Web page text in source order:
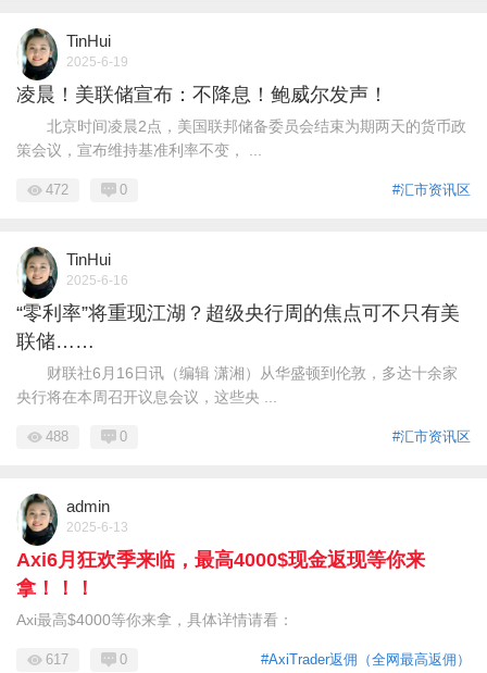
TinHui
2025-6-19
凌晨！美联储宣布：不降息！鲍威尔发声！
北京时间凌晨2点，美国联邦储备委员会结束为期两天的货币政
策会议，宣布维持基准利率不变， ...
#汇市资讯区
472 0
TinHui
2025-6-16
“零利率”将重现江湖？超级央行周的焦点可不只有美
联储……
财联社6月16日讯（编辑 潇湘）从华盛顿到伦敦，多达十余家
央行将在本周召开议息会议，这些央 ...
#汇市资讯区
488 0
admin
2025-6-13
Axi6月狂欢季来临，最高4000$现金返现等你来
拿！！！
Axi最高$4000等你来拿，具体详情请看：
#AxiTrader返佣（全网最高返佣）
617 0